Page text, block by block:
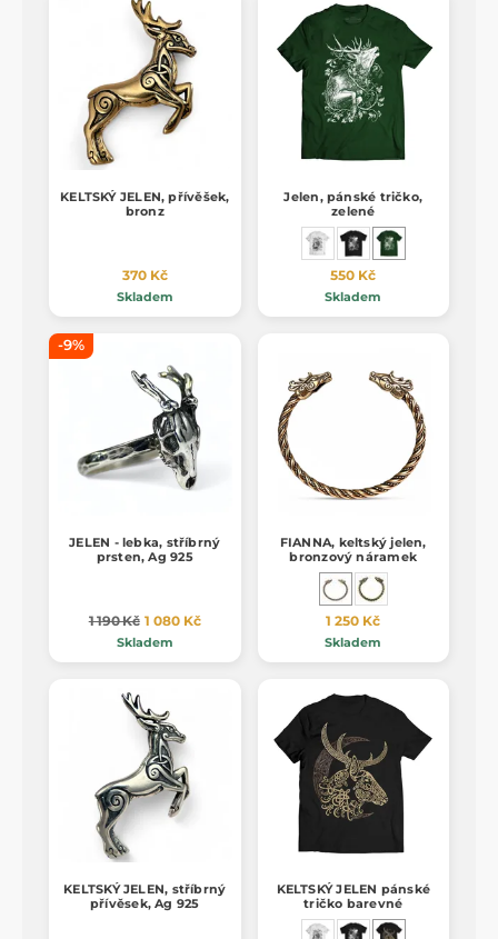
KELTSKÝ JELEN, přívěšek,
bronz
370 Kč
Skladem
Jelen, pánské tričko,
zelené
550 Kč
Skladem
-9%
JELEN - lebka, stříbrný
prsten, Ag 925
1 190 Kč 1 080 Kč
Skladem
FIANNA, keltský jelen,
bronzový náramek
1 250 Kč
Skladem
KELTSKÝ JELEN, stříbrný
přívěsek, Ag 925
KELTSKÝ JELEN pánské
tričko barevné